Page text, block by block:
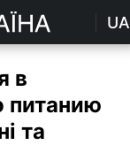
UA
в
питанию
та